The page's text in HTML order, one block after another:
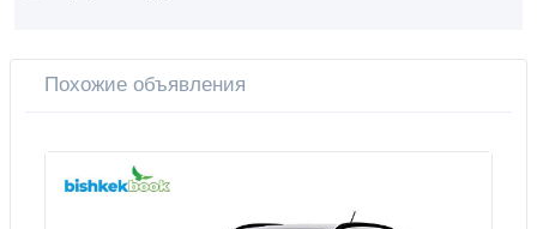
Похожие объявления